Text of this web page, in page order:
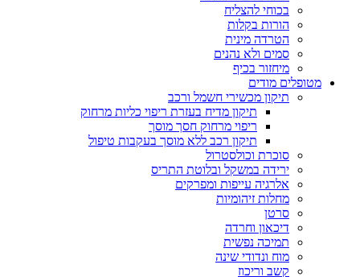
בכוחי להצליח
הורות בקלות
הטרדה מינית
סמים ולא נהנים
מיחזור בכיף
מטופלים מודים
תיקון מכשירי חשמל ורכב
תיקון מדיח בעזרת ריפוי כליות מרחוק
ריפוי מרחוק חסך מוסך
תיקון רכב ללא מוסך בעקבות טיפול
סוכרת וכולסטרול
ירידה במשקל ובלוטת התריס
אלרגיה עייפות ומפרקים
מחלות זיהומיות
סרטן
דיכאון וחרדה
תמיכה נפשית
מוח ונדודי שינה
קשב וריכוז